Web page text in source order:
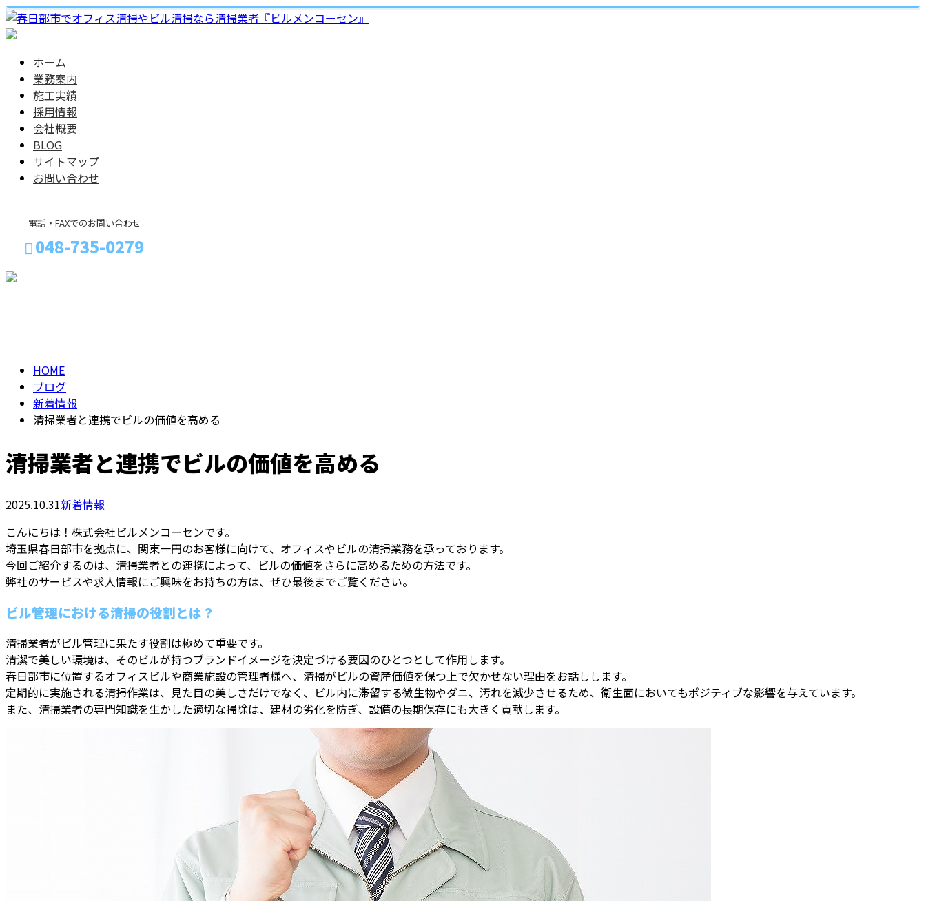
ホーム
業務案内
施工実績
採用情報
会社概要
BLOG
サイトマップ
お問い合わせ
電話・FAXでのお問い合わせ
048-735-0279
HOME
ブログ
新着情報
清掃業者と連携でビルの価値を高める
清掃業者と連携でビルの価値を高める
2025.10.31新着情報
こんにちは！株式会社ビルメンコーセンです。
埼玉県春日部市を拠点に、関東一円のお客様に向けて、オフィスやビルの清掃業務を承っております。
今回ご紹介するのは、清掃業者との連携によって、ビルの価値をさらに高めるための方法です。
弊社のサービスや求人情報にご興味をお持ちの方は、ぜひ最後までご覧ください。
ビル管理における清掃の役割とは？
清掃業者がビル管理に果たす役割は極めて重要です。
清潔で美しい環境は、そのビルが持つブランドイメージを決定づける要因のひとつとして作用します。
春日部市に位置するオフィスビルや商業施設の管理者様へ、清掃がビルの資産価値を保つ上で欠かせない理由をお話しします。
定期的に実施される清掃作業は、見た目の美しさだけでなく、ビル内に滞留する微生物やダニ、汚れを減少させるため、衛生面においてもポジティブな影響を与えています。
また、清掃業者の専門知識を生かした適切な掃除は、建材の劣化を防ぎ、設備の長期保存にも大きく貢献します。